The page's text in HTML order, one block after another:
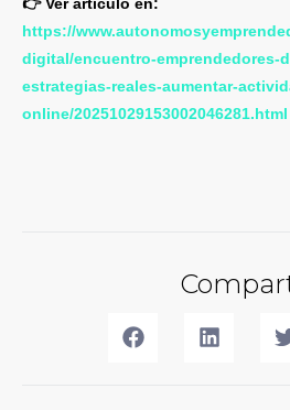
https://
digital/encuentro-emprendedores-
estrategias-reales-aumentar-
online/20251029153002046281.html